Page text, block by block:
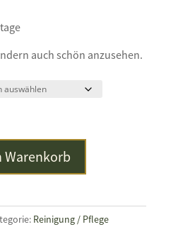
auch schön anzusehen.
Warenkorb
Reinigung / Pflege